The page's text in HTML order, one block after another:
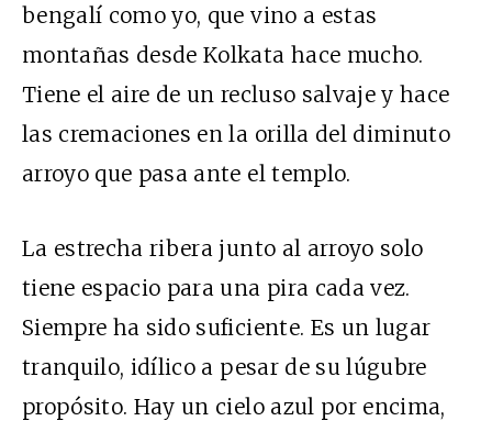
bengalí como yo, que vino a estas
montañas desde Kolkata hace mucho.
Tiene el aire de un recluso salvaje y hace
las cremaciones en la orilla del diminuto
arroyo que pasa ante el templo.
La estrecha ribera junto al arroyo solo
tiene espacio para una pira cada vez.
Siempre ha sido suficiente. Es un lugar
tranquilo, idílico a pesar de su lúgubre
propósito. Hay un cielo azul por encima,